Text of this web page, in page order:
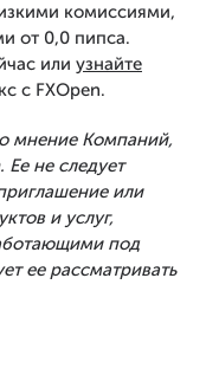
комиссиями,
от 0,0 пипса.
или узнайте
с FXOpen.
мнение Компаний,
не следует
или
и услуг,
под
ее рассматривать